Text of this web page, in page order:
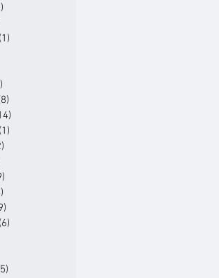
(1)
(1)
(6)